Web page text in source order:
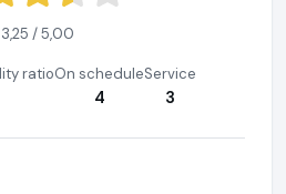
3,25 / 5,00
ratioOn schedule
4
Service
3